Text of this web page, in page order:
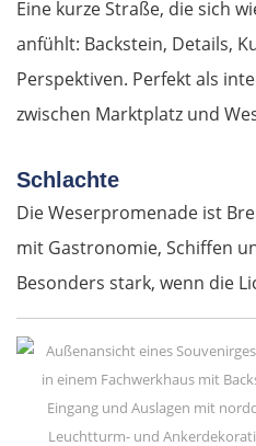
Eine kurze Straße, die sich
anfühlt: Backstein, Details,
Perspektiven. Perfekt als
zwischen Marktplatz und
Schlachte
Die Weserpromenade ist
mit Gastronomie, Schiffen
Besonders stark, wenn die
Ukmergė
Vilnius
Alytus
Polen
Suwałki
Łomża
Wyszków